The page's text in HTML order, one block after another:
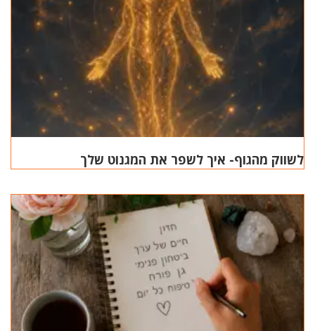
לשווק מהגוף- איך לשפר את המגנוט שלך